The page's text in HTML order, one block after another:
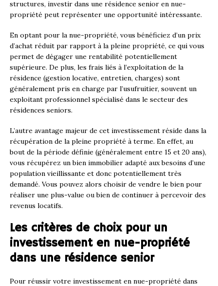
structures, investir dans une résidence senior en nue-
propriété peut représenter une opportunité intéressante.
En optant pour la nue-propriété, vous bénéficiez d’un prix
d’achat réduit par rapport à la pleine propriété, ce qui vous
permet de dégager une rentabilité potentiellement
supérieure. De plus, les frais liés à l’exploitation de la
résidence (gestion locative, entretien, charges) sont
généralement pris en charge par l’usufruitier, souvent un
exploitant professionnel spécialisé dans le secteur des
résidences seniors.
L’autre avantage majeur de cet investissement réside dans la
récupération de la pleine propriété à terme. En effet, au
bout de la période définie (généralement entre 15 et 20 ans),
vous récupérez un bien immobilier adapté aux besoins d’une
population vieillissante et donc potentiellement très
demandé. Vous pouvez alors choisir de vendre le bien pour
réaliser une plus-value ou bien de continuer à percevoir des
revenus locatifs.
Les critères de choix pour un
investissement en nue-propriété
dans une résidence senior
Pour réussir votre investissement en nue-propriété dans